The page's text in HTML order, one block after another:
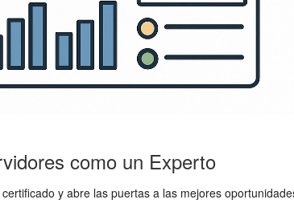
como un Experto
y abre las puertas a las mejores